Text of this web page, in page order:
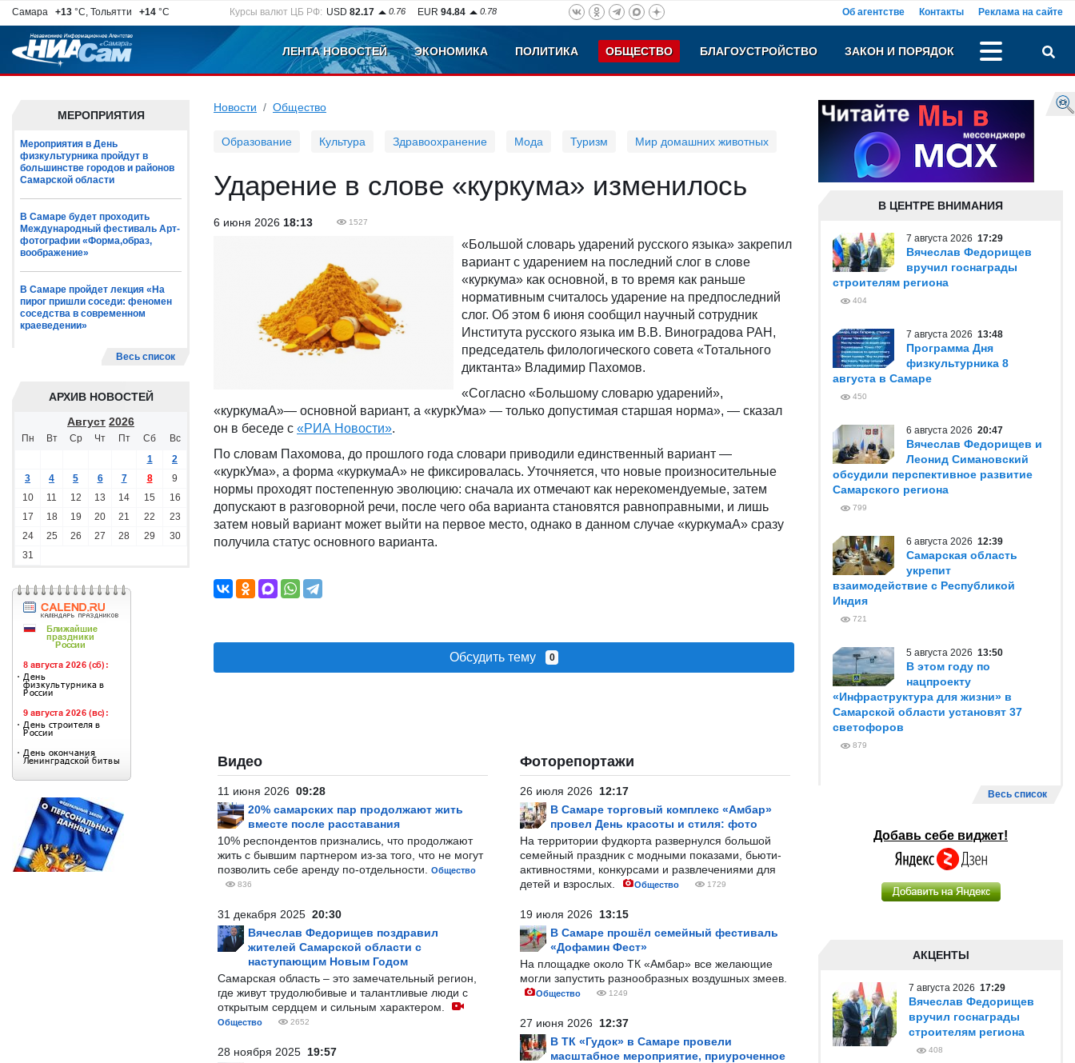
Самара +13 °C, Тольятти +14 °C Курсы валют ЦБ РФ: USD 82.17 0.76 EUR 94.84 0.78 Об агентстве Контакты Реклама на сайте
ЛЕНТА НОВОСТЕЙ ЭКОНОМИКА ПОЛИТИКА ОБЩЕСТВО БЛАГОУСТРОЙСТВО ЗАКОН И ПОРЯДОК
МЕРОПРИЯТИЯ
Мероприятия в День
физкультурника пройдут в
большинстве городов и районов
Самарской области
В Самаре будет проходить
Международный фестиваль Арт-
фотографии «Форма,образ,
воображение»
В Самаре пройдет лекция «На
пирог пришли соседи: феномен
соседства в современном
краеведении»
Весь список
АРХИВ НОВОСТЕЙ
Август 2026
Пн Вт Ср Чт Пт Сб
Вс
1
2
3
4 5 6 7 8
9
10
11 12 13 14 15
16
17
18 19 20 21 22
23
24
25 26 27 28 29
30
31
Новости Общество
Образование Культура Здравоохранение Мода Туризм Мир домашних животных
Ударение в слове «куркума» изменилось
6 июня 2026 18:13 1527
«Большой словарь ударений русского языка» закрепил
вариант с ударением на последний слог в слове
«куркума» как основной, в то время как раньше
нормативным считалось ударение на предпоследний
слог. Об этом 6 июня сообщил научный сотрудник
Института русского языка им В.В. Виноградова РАН,
председатель филологического совета «Тотального
диктанта» Владимир Пахомов.
«Согласно «Большому словарю ударений»,
«куркумаА»— основной вариант, а «куркУма» — только допустимая старшая норма», — сказал
он в беседе с «РИА Новости».
По словам Пахомова, до прошлого года словари приводили единственный вариант —
«куркУма», а форма «куркумаА» не фиксировалась. Уточняется, что новые произносительные
нормы проходят постепенную эволюцию: сначала их отмечают как нерекомендуемые, затем
допускают в разговорной речи, после чего оба варианта становятся равноправными, и лишь
затем новый вариант может выйти на первое место, однако в данном случае «куркумаА» сразу
получила статус основного варианта.
Обсудить тему 0
Видео
11 июня 2026 09:28
20% самарских пар продолжают жить
вместе после расставания
10% респондентов признались, что продолжают
жить с бывшим партнером из-за того, что не могут
позволить себе аренду по-отдельности.
Общество
836
31 декабря 2025 20:30
Вячеслав Федорищев поздравил
жителей Самарской области с
наступающим Новым Годом
Самарская область – это замечательный регион,
где живут трудолюбивые и талантливые люди с
открытым сердцем и сильным характером.
Общество 2652
28 ноября 2025 19:57
Фоторепортажи
26 июля 2026 12:17
В Самаре торговый комплекс «Амбар»
провел День красоты и стиля: фото
На территории фудкорта развернулся большой
семейный праздник с модными показами, бьюти-
активностями, конкурсами и развлечениями для
детей и взрослых.
Общество 1729
19 июля 2026 13:15
В Самаре прошёл семейный фестиваль
«Дофамин Фест»
На площадке около ТК «Амбар» все желающие
могли запустить разнообразных воздушных змеев.
Общество 1249
27 июня 2026 12:37
В ТК «Гудок» в Самаре провели
масштабное мероприятие, приуроченное
В ЦЕНТРЕ ВНИМАНИЯ
7 августа 2026 17:29
Вячеслав Федорищев
вручил госнаграды
строителям региона
404
7 августа 2026 13:48
Программа Дня
физкультурника 8
августа в Самаре
450
6 августа 2026 20:47
Вячеслав Федорищев и
Леонид Симановский
обсудили перспективное развитие
Самарского региона
799
6 августа 2026 12:39
Самарская область
укрепит
взаимодействие с Республикой
Индия
721
5 августа 2026 13:50
В этом году по
нацпроекту
«Инфраструктура для жизни» в
Самарской области установят 37
светофоров
879
Весь список
Добавь себе виджет!
АКЦЕНТЫ
7 августа 2026 17:29
Вячеслав Федорищев
вручил госнаграды
строителям региона
408